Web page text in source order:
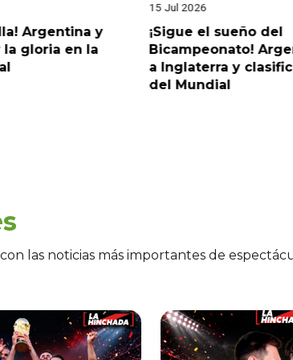
Argentina y
la gloria en la
15 Jul 2026
¡Sigue el sueño del
Bicampeonato!
a Inglaterra y
del Mundial
las noticias más importantes de